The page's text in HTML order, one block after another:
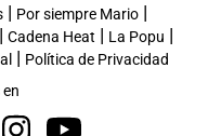
| Por siempre Mario|
Cadena Heat | La Popu |
| Política de Privacidad